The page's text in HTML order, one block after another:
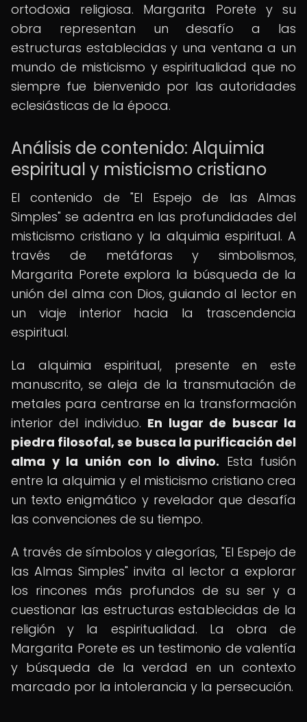
ortodoxia religiosa. Margarita Porete y su
obra representan un desafío a las
estructuras establecidas y una ventana a un
mundo de misticismo y espiritualidad que no
siempre fue bienvenido por las autoridades
eclesiásticas de la época.
Análisis de contenido: Alquimia
espiritual y misticismo cristiano
El contenido de "El Espejo de las Almas
Simples" se adentra en las profundidades del
misticismo cristiano y la alquimia espiritual. A
través de metáforas y simbolismos,
Margarita Porete explora la búsqueda de la
unión del alma con Dios, guiando al lector en
un viaje interior hacia la trascendencia
espiritual.
La alquimia espiritual, presente en este
manuscrito, se aleja de la transmutación de
metales para centrarse en la transformación
interior del individuo. En lugar de buscar la
piedra filosofal, se busca la purificación del
alma y la unión con lo divino. Esta fusión
entre la alquimia y el misticismo cristiano crea
un texto enigmático y revelador que desafía
las convenciones de su tiempo.
A través de símbolos y alegorías, "El Espejo de
las Almas Simples" invita al lector a explorar
los rincones más profundos de su ser y a
cuestionar las estructuras establecidas de la
religión y la espiritualidad. La obra de
Margarita Porete es un testimonio de valentía
y búsqueda de la verdad en un contexto
marcado por la intolerancia y la persecución.